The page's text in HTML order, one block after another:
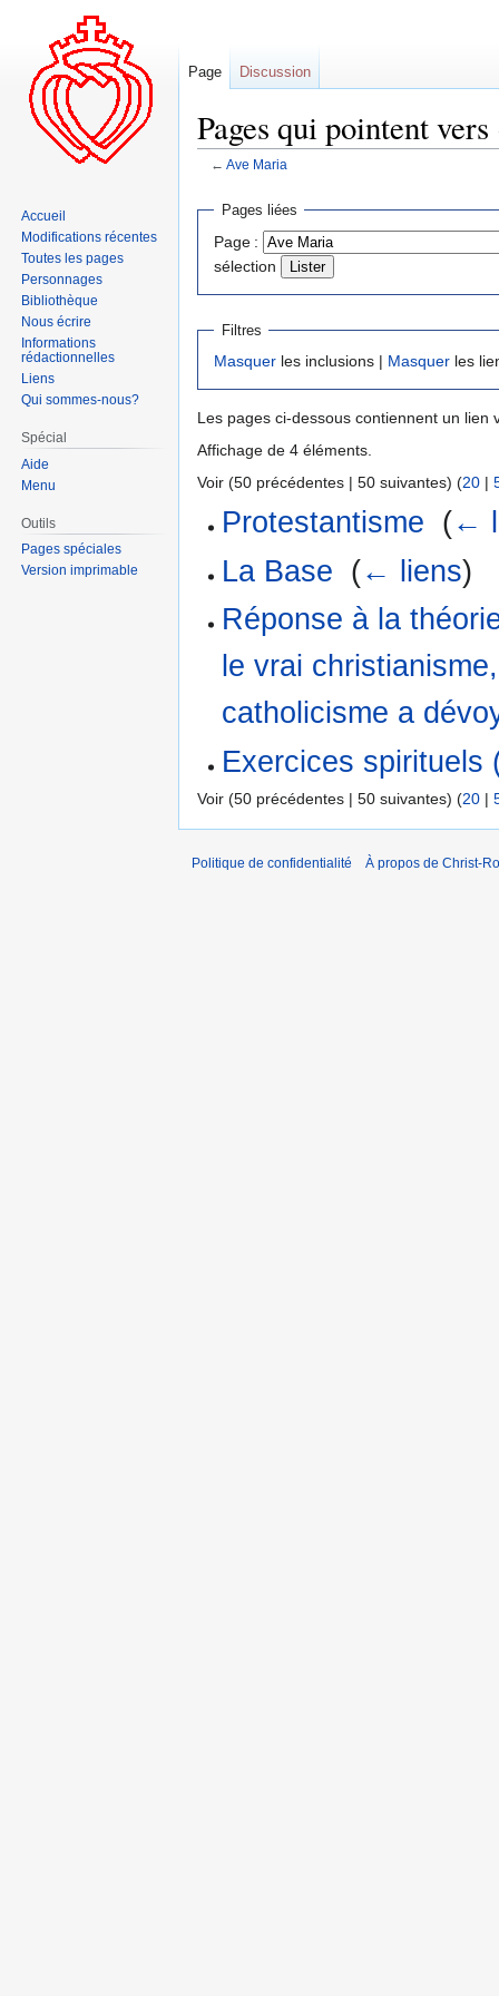
Pages qui pointent
← Ave Maria
Aller
navigation
Aller
recherche
Pages liées
Page :
sélection
Filtres
Masquer les inclusions | Masquer les
Les pages ci-dessous contiennent un lien
Affichage de 4 éléments.
Voir (50 précédentes | 50 suivantes) (20 |
Protestantisme (←
La Base (← liens)
Réponse à la
le vrai
catholicisme a
Exercices spirituels
Voir (50 précédentes | 50 suivantes) (20 |
Page Discussion
Accueil
Modifications récentes
Toutes les pages
Personnages
Bibliothèque
Nous écrire
Informations
rédactionnelles
Liens
Qui sommes-nous?
Spécial
Aide
Menu
Outils
Pages spéciales
Version imprimable
Politique de confidentialité À propos de Christ-